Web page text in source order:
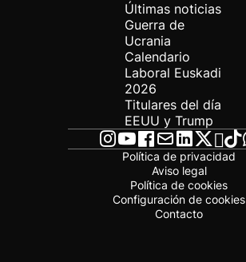
Últimas noticias
Guerra de
Ucrania
Calendario
Laboral Euskadi
2026
Titulares del día
EEUU y Trump
Política de privacidad
Aviso legal
Política de cookies
Configuración de cookies
Contacto